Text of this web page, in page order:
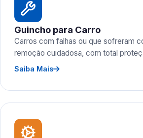
Guincho para Carro
Carros com falhas ou que sofreram
remoção cuidadosa, com total
Saiba Mais